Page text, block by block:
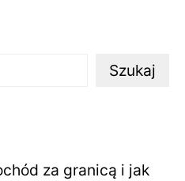
Szukaj
za granicą i jak